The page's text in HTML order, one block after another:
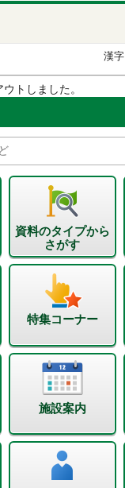
漢字
トしました。
資料のタイプから
さがす
特集コーナー
施設案内